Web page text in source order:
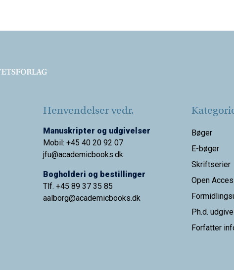
Henvendelser vedr.
Manuskripter og udgivelser
Mobil: +45 40 20 92 07
jfu@academicbooks.dk
Bogholderi og bestillinger
Tlf. +45 89 37 35 85
aalborg@academicbooks.dk
Bøger
E-bøger
Skriftserier
Open
Ph.d.
Forfatter